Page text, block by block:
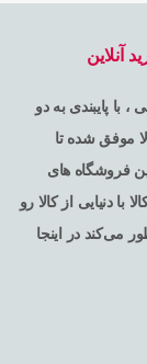
آنلاین
با پایبندی به دو
موفق شده تا
فروشگاه های
دنیایی از کالا رو
می‌کند در اینجا